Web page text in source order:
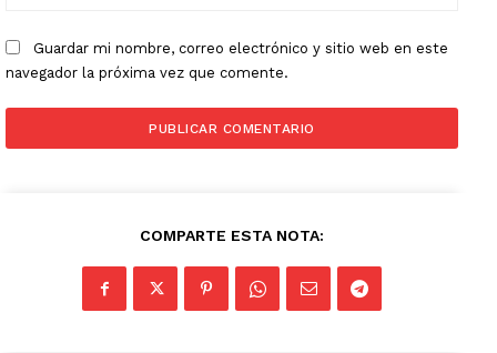
Guardar mi nombre, correo electrónico y sitio web en este
navegador la próxima vez que comente.
COMPARTE ESTA NOTA: